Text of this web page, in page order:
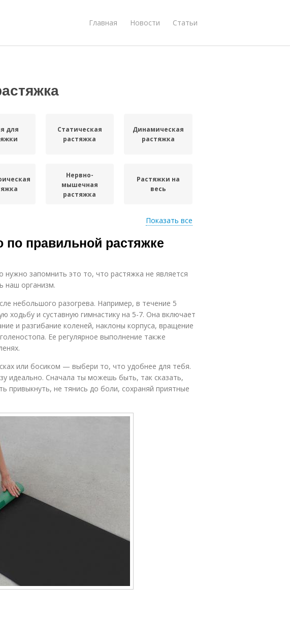
Главная Новости Статьи
для
Статическая
растяжка
Динамическая
растяжка
Нервно-
мышечная
растяжка
Растяжки на
весь
растяжку
Рекомендации
растяжке
для
Растяжка от
Обязательная
Растяжка перед
тренировкой
Растяжка по
сравнению
Показать все
по правильной растяжке
нужно запомнить это то, что растяжка не является
наш организм.
небольшого разогрева. Например, в течение 5
и суставную гимнастику на 5-7. Она включает
и разгибание коленей, наклоны корпуса, вращение
Ее регулярное выполнение также
или босиком — выбери то, что удобнее для тебя.
идеально. Сначала ты можешь быть, так сказать,
не тянись до боли, сохраняй приятные